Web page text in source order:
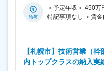
管・産業機械につ
現場管理 ■仕事の流れ（弊社従来業務）： サブコン・建
注（製品の内容、受
現場寸法拾い⇒設計
う ⇒購買指示・工
＜予定年収＞ 450万円～550万円
特記事項なし ＜賃金内訳＞ 月額（基本給）：210,000円
＜月給＞ 243,000円～400,000円
代込みを想定してい
り。 賃金はあくまでも目安の金額であり、選考を通じて
【札幌市】技術営業（
内トップクラスの納入実